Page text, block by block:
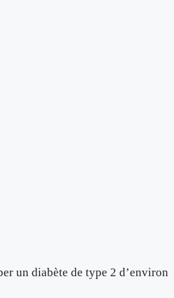
un diabète de type 2 d’environ